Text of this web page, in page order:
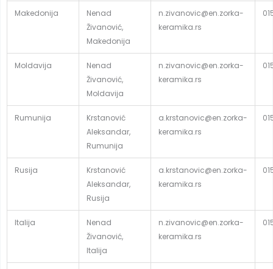
Makedonija
Nenad
Živanović,
Makedonija
n.zivanovic@en.zorka-
keramika.rs
Moldavija
Nenad
Živanović,
Moldavija
n.zivanovic@en.zorka-
keramika.rs
Rumunija
Krstanović
Aleksandar,
Rumunija
a.krstanovic@en.zorka-
keramika.rs
Rusija
Krstanović
Aleksandar,
Rusija
a.krstanovic@en.zorka-
keramika.rs
Italija
Nenad
Živanović,
Italija
n.zivanovic@en.zorka-
keramika.rs